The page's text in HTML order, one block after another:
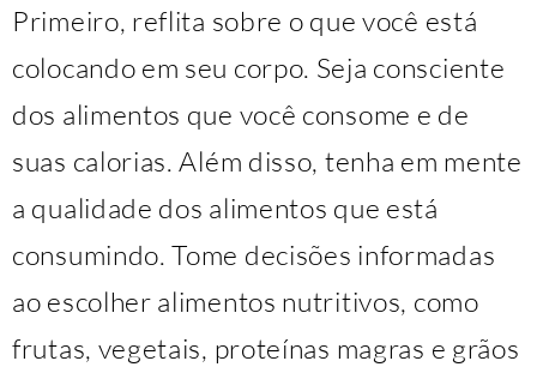
Primeiro, reflita sobre o que você está
colocando em seu corpo. Seja consciente
dos alimentos que você consome e de
suas calorias. Além disso, tenha em mente
a qualidade dos alimentos que está
consumindo. Tome decisões informadas
ao escolher alimentos nutritivos, como
frutas, vegetais, proteínas magras e grãos